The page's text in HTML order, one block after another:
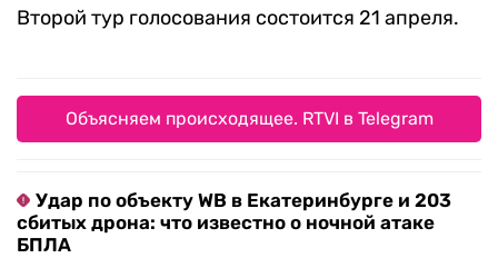
Второй тур голосования состоится 21 апреля.
Объясняем происходящее. RTVI в Telegram
Удар по объекту WB в Екатеринбурге и 203
сбитых дрона: что известно о ночной атаке
БПЛА